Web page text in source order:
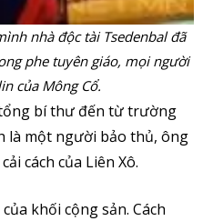
nhà độc tài Tsedenbal đã
phe tuyên giáo, mọi người
của Mông Cổ.
bí thư đến từ trường
là một người bảo thủ, ông
cách của Liên Xô.
khối cộng sản. Cách